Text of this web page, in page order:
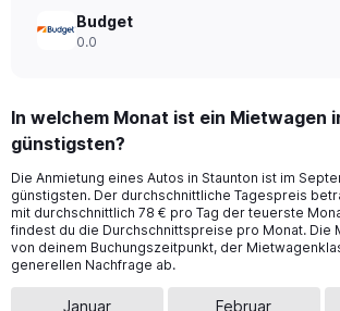
Budget
0.0
In welchem Monat ist ein Mietwagen
günstigsten?
Die Anmietung eines Autos in Staunton ist im
günstigsten. Der durchschnittliche Tagespreis
mit durchschnittlich 78 € pro Tag der teuerste
findest du die Durchschnittspreise pro Monat. Die
von deinem Buchungszeitpunkt, der
generellen Nachfrage ab.
Januar Februar